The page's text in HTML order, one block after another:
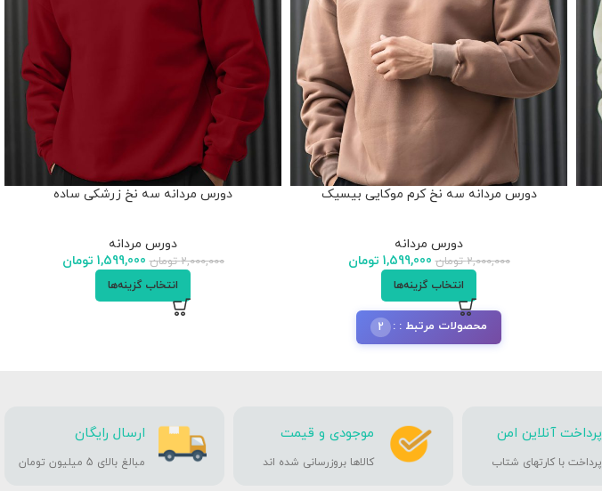
دورس مردانه سه نخ کرم موکایی بیسیک
دورس مردانه
2,000,000 تومان 1,599,000 تومان
انتخاب گزینه‌ها
محصولات مرتبط : 2
دورس مردانه سه نخ زرشکی ساده
دورس مردانه
2,000,000 تومان 1,599,000 تومان
انتخاب گزینه‌ها
پرداخت آنلاین امن
پرداخت با کارتهای شتاب
موجودی و قیمت
کالاها بروزرسانی شده اند
ارسال رایگان
مبالغ بالای 5 میلیون تومان